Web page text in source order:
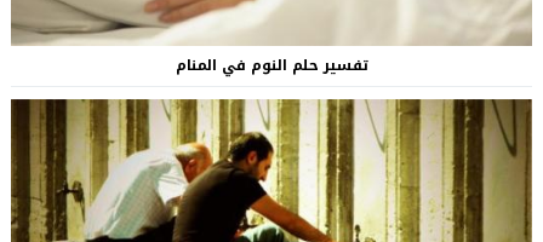
تفسير حلم النوم في المنام